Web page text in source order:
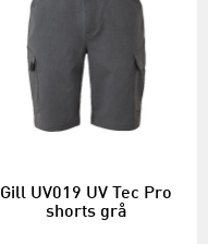
Gill UV019 UV Tec Pro
shorts grå